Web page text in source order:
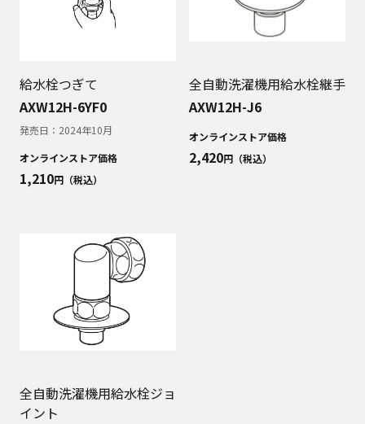
給水栓つぎて
AXW12H-6YF0
発売日： 2024年10月
オンラインストア価格
1,210円（税込）
全自動洗濯機用給水栓継手
AXW12H-J6
オンラインストア価格
2,420円（税込）
全自動洗濯機用給水栓ジョ
イント